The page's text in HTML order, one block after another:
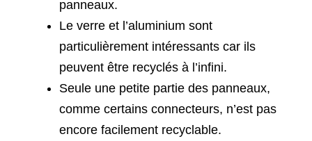
panneaux.
Le verre et l’aluminium sont
particulièrement intéressants car ils
peuvent être recyclés à l’infini.
Seule une petite partie des panneaux,
comme certains connecteurs, n’est pas
encore facilement recyclable.